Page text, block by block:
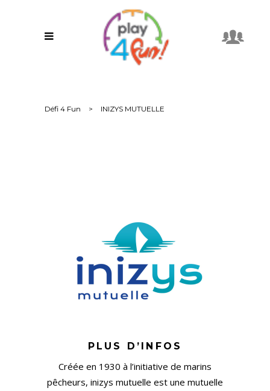
Défi 4 Fun > INIZYS MUTUELLE
PLUS D’INFOS
Créée en 1930 à l’initiative de marins
pêcheurs, inizys mutuelle est une mutuelle